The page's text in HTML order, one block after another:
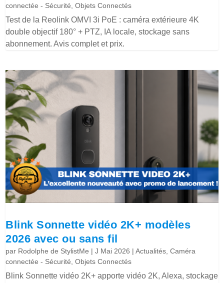
connectée - Sécurité ,Objets Connectés
Test de la Reolink OMVI 3i PoE : caméra extérieure 4K
double objectif 180° + PTZ, IA locale, stockage sans
abonnement. Avis complet et prix.
Blink Sonnette vidéo 2K+ modèles
2026 avec ou sans fil
par Rodolphe de StylistMe |J Mai 2026 |Actualités ,Caméra
connectée - Sécurité ,Objets Connectés
Blink Sonnette vidéo 2K+ apporte vidéo 2K, Alexa, stockage